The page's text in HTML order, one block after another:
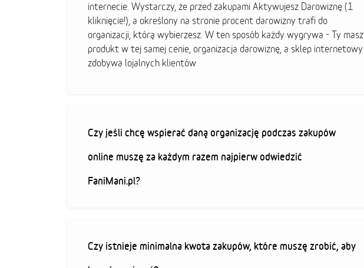
internecie. Wystarczy, że przed zakupami Aktywujesz Darowiznę (1
kliknięcie!), a określony na stronie procent darowizny trafi do
organizacji, którą wybierzesz. W ten sposób każdy wygrywa - Ty masz
produkt w tej samej cenie, organizacja darowiznę, a sklep internetowy
zdobywa lojalnych klientów
Czy jeśli chcę wspierać daną organizację podczas zakupów
online muszę za każdym razem najpierw odwiedzić
FaniMani.pl?
Czy istnieje minimalna kwota zakupów, które muszę zrobić, aby